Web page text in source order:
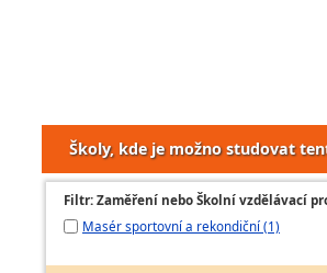
Školy, kde je možno studovat
Filtr: Zaměření nebo Školní vzdělávací
Masér sportovní a rekondiční (1)